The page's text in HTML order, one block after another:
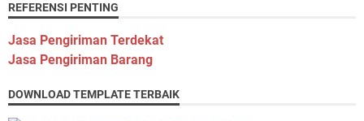
REFERENSI PENTING
Jasa Pengiriman Terdekat
Jasa Pengiriman Barang
DOWNLOAD TEMPLATE TERBAIK